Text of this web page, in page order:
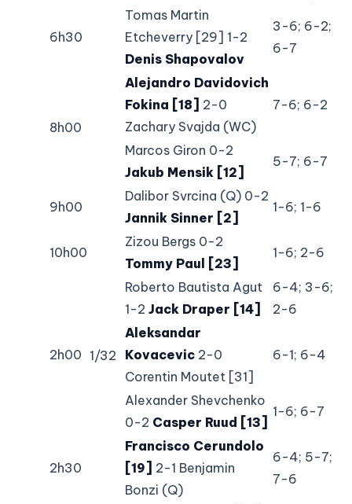
1/32
6h30
Tomas Martin
Etcheverry [29] 1-2
Denis Shapovalov
3-6; 6-2;
6-7
8h00
Alejandro Davidovich
Fokina [18] 2-0
Zachary Svajda (WC)
7-6; 6-2
Marcos Giron 0-2
Jakub Mensik [12]
5-7; 6-7
9h00
Dalibor Svrcina (Q) 0-2
Jannik Sinner [2]
1-6; 1-6
10h00
Zizou Bergs 0-2
Tommy Paul [23]
1-6; 2-6
2h00
Roberto Bautista Agut
1-2 Jack Draper [14]
6-4; 3-6;
2-6
Aleksandar
Kovacevic 2-0
Corentin Moutet [31]
6-1; 6-4
Alexander Shevchenko
0-2 Casper Ruud [13]
1-6; 6-7
2h30
Francisco Cerundolo
[19] 2-1 Benjamin
Bonzi (Q)
6-4; 5-7;
7-6